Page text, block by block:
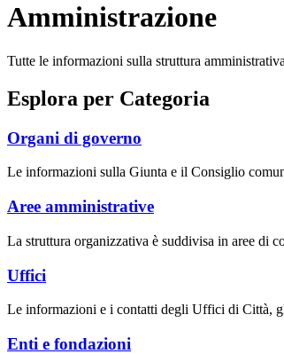
Amministrazione
Tutte le informazioni sulla struttura
Esplora per Categoria
Organi di governo
Le informazioni sulla Giunta e il Consiglio
Aree amministrative
La struttura organizzativa è suddivisa in aree di
Uffici
Le informazioni e i contatti degli Uffici di Città,
Enti e fondazioni